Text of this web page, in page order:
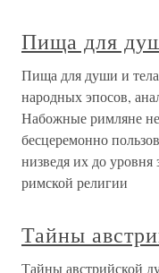
Пища для
Пища для души и тела
народных эпосов,
Набожные римляне
бесцеремонно
низведя их до
римской религии
Тайны
Тайны австрийской